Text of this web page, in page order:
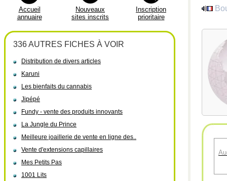
Accueil
annuaire
Nouveaux
sites inscrits
Inscription
prioritaire
336 AUTRES FICHES À VOIR
Distribution de divers articles
Karuni
Les bienfaits du cannabis
Jipépé
Fundy - vente des produits innovants
La Jungle du Prince
Meilleure joaillerie de vente en ligne des..
Vente d'extensions capillaires
Mes Petits Pas
1001 Lits